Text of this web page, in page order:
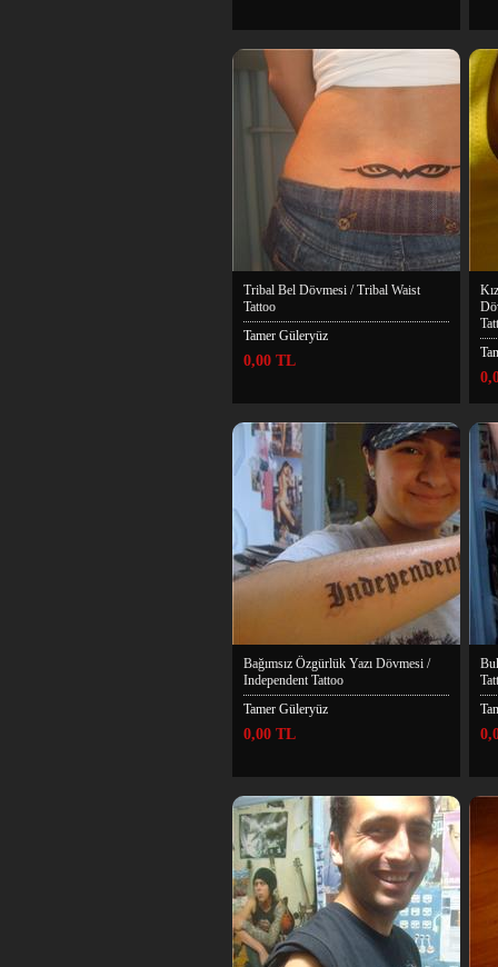
Tribal Bel Dövmesi / Tribal Waist
Tattoo
Tamer Güleryüz
0,00 TL
Bağımsız Özgürlük Yazı Dövmesi /
Independent Tattoo
Tamer Güleryüz
0,00 TL